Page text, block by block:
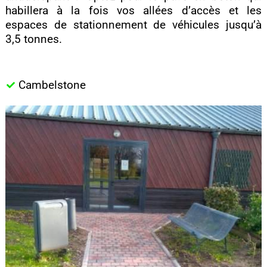
habillera à la fois vos allées d’accès et les
espaces de stationnement de véhicules jusqu’à
3,5 tonnes.
Cambelstone